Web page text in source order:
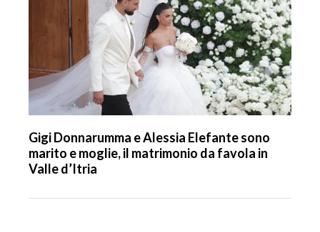
Gigi Donnarumma e Alessia Elefante sono
marito e moglie, il matrimonio da favola in
Valle d’Itria